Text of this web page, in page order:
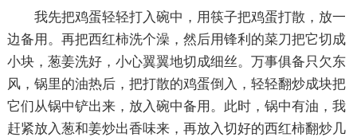
我先把鸡蛋轻轻打入碗中，用筷子把鸡蛋打散，放一
边备用。再把西红柿洗个澡，然后用锋利的菜刀把它切成
小块，葱姜洗好，小心翼翼地切成细丝。万事俱备只欠东
风，锅里的油热后，把打散的鸡蛋倒入，轻轻翻炒成块把
它们从锅中铲出来，放入碗中备用。此时，锅中有油，我
赶紧放入葱和姜炒出香味来，再放入切好的西红柿翻炒几